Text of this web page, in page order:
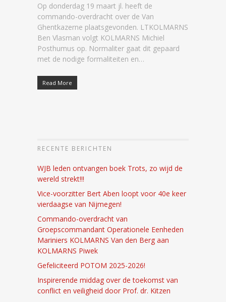
Op donderdag 19 maart jl. heeft de
commando-overdracht over de Van
Ghentkazerne plaatsgevonden. LTKOLMARNS
Ben Vlasman volgt KOLMARNS Michiel
Posthumus op. Normaliter gaat dit gepaard
met de nodige formaliteiten en…
Read More
RECENTE BERICHTEN
WJB leden ontvangen boek Trots, zo wijd de
wereld strekt!!!
Vice-voorzitter Bert Aben loopt voor 40e keer
vierdaagse van Nijmegen!
Commando-overdracht van
Groepscommandant Operationele Eenheden
Mariniers KOLMARNS Van den Berg aan
KOLMARNS Piwek
Gefeliciteerd POTOM 2025-2026!
Inspirerende middag over de toekomst van
conflict en veiligheid door Prof. dr. Kitzen